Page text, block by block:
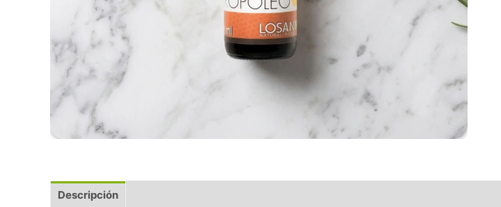
Descripción